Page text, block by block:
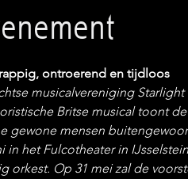
Made in Dagenham: grappig, ontroerend en tijdloos
musicalvereniging
Britse musical toont
gewone mensen
in het Fulcotheater in
orkest. Op 31 mei zal de